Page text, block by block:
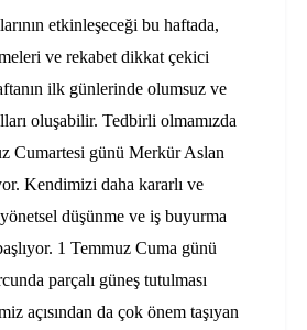
etkinleşeceği bu haftada,
ve rekabet dikkat çekici
ilk günlerinde olumsuz ve
oluşabilir. Tedbirli olmamızda
Cumartesi günü Merkür Aslan
Kendimizi daha kararlı ve
düşünme ve iş buyurma
1 Temmuz Cuma günü
parçalı güneş tutulması
açısından da çok önem taşıyan